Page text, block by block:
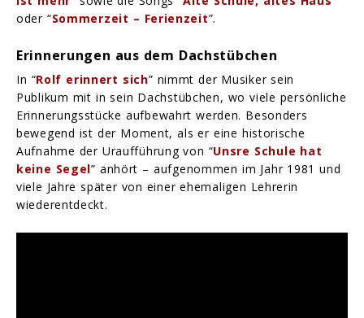
oder “Sommerzeit – Ferienzeit”.
Erinnerungen aus dem Dachstübchen
In “Rolf erinnert sich” nimmt der Musiker sein
Publikum mit in sein Dachstübchen, wo viele persönliche
Erinnerungsstücke aufbewahrt werden. Besonders
bewegend ist der Moment, als er eine historische
Aufnahme der Uraufführung von “Unsre Schule hat
keine Segel” anhört – aufgenommen im Jahr 1981 und
viele Jahre später von einer ehemaligen Lehrerin
wiederentdeckt.